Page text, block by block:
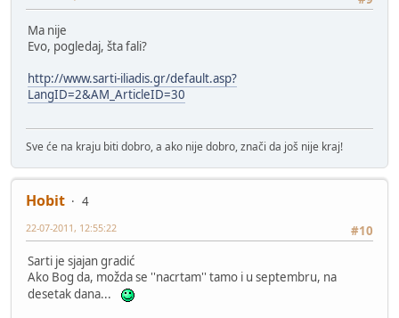
Ma nije
Evo, pogledaj, šta fali?
http://www.sarti-iliadis.gr/default.asp?
LangID=2&AM_ArticleID=30
Sve će na kraju biti dobro, a ako nije dobro, znači da još nije kraj!
Hobit
4
#10
22-07-2011, 12:55:22
Sarti je sjajan gradić
Ako Bog da, možda se ''nacrtam'' tamo i u septembru, na
desetak dana...